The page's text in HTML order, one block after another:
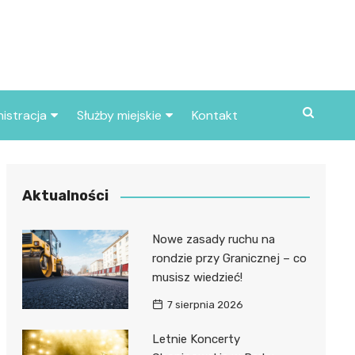
miasta
Służby miejskie
Policja
Kontakt
Aktualności
Nowe zasady ruchu na
rondzie przy Granicznej – co
musisz wiedzieć!
7 sierpnia 2026
Letnie Koncerty